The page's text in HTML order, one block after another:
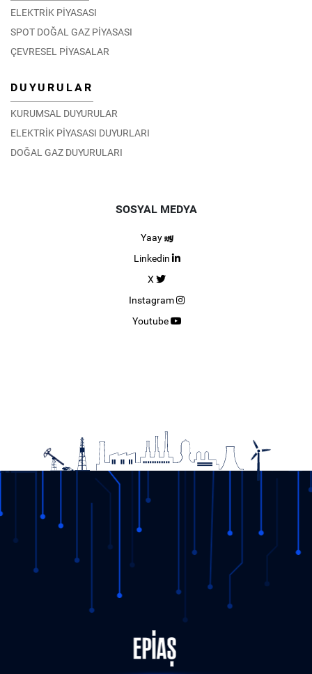
ELEKTRİK PİYASASI
SPOT DOĞAL GAZ PİYASASI
ÇEVRESEL PİYASALAR
DUYURULAR
KURUMSAL DUYURULAR
ELEKTRİK PİYASASI DUYURLARI
DOĞAL GAZ DUYURULARI
SOSYAL MEDYA
Yaay
Linkedin
X
Instagram
Youtube